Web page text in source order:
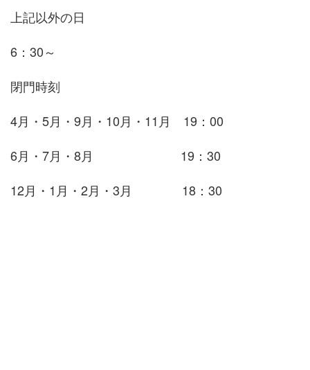
上記以外の日
6：30～
閉門時刻
4月・5月・9月・10月・11月 19：00
6月・7月・8月 19：30
12月・1月・2月・3月 18：30